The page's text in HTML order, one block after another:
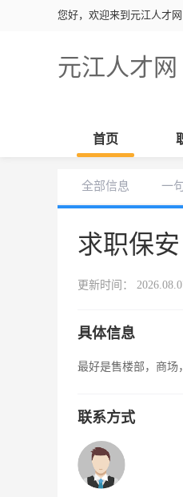
您好，欢迎来到元江人才网
元江人才网
首页
全部信息 一
求职保安
更新时间：
具体信息
最好是售楼部，商场
联系方式